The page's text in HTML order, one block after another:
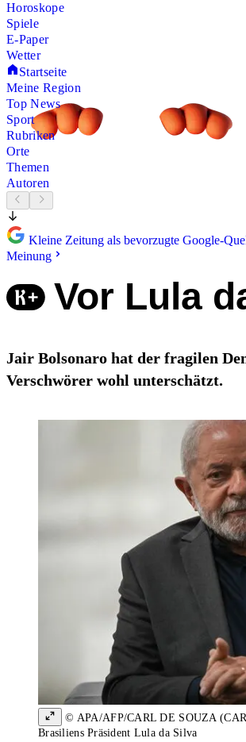
Horoskope
Spiele
E-Paper
Wetter
Startseite
Meine Region
Top News
Sport
Rubriken
Orte
Themen
Autoren
Kleine Zeitung als bevorzugte Google-
Meinung
Vor Lula
Jair Bolsonaro hat der fragilen
Verschwörer wohl unterschätzt.
© APA/AFP/CARL DE SOUZA
Brasiliens Präsident Lula da Silva